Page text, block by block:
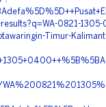
0821-
Timur-